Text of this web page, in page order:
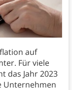
auf
Für viele
das Jahr 2023
Unternehmen